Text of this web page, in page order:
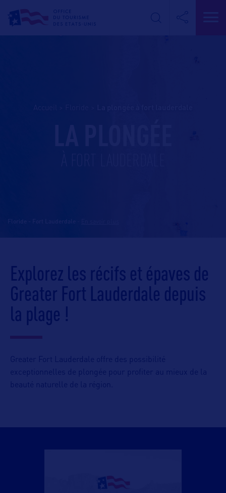
Floride - Fort Lauderdale
Explorez les récifs et épaves de
Greater Fort Lauderdale depuis
la plage !
Greater Fort Lauderdale offre des possibilité
exceptionnelles de plongée pour profiter au mieux de la
beauté naturelle de la région.